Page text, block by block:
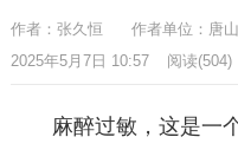
作者：张久恒
作者单位：唐
2025年5月7日 10:57
阅读(504)
麻醉过敏，这是一